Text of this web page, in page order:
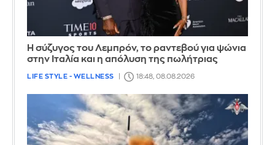
Η σύζυγος του Λεμπρόν, το ραντεβού για ψώνια
στην Ιταλία και η απόλυση της πωλήτριας
LIFE STYLE - WELLNESS 18:48, 08.08.2026